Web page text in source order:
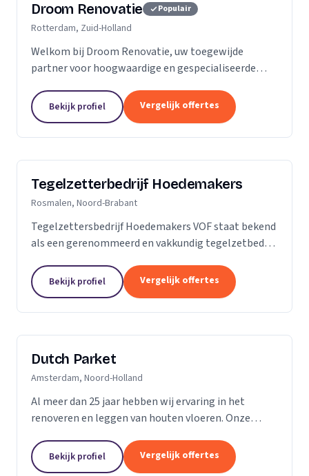
Droom Renovatie Populair
Rotterdam, Zuid-Holland
Welkom bij Droom Renovatie, uw toegewijde
partner voor hoogwaardige en gespecialiseerde
is dan slechts een plek; het is een weerspiegeling
van uw...
Bekijk profiel Vergelijk offertes
Tegelzetterbedrijf Hoedemakers
Rosmalen, Noord-Brabant
Tegelzettersbedrijf Hoedemakers VOF staat bekend
als een gerenommeerd en vakkundig tegelzetbedrijf
vloertegels en diverse soorten natuursteen. Grotere
of...
Bekijk profiel Vergelijk offertes
Dutch Parket
Amsterdam, Noord-Holland
Al meer dan 25 jaar hebben wij ervaring in het
renoveren en leggen van houten vloeren. Onze
jaren leveren. Of het gaat om een nieuwe vloer of
een...
Bekijk profiel Vergelijk offertes